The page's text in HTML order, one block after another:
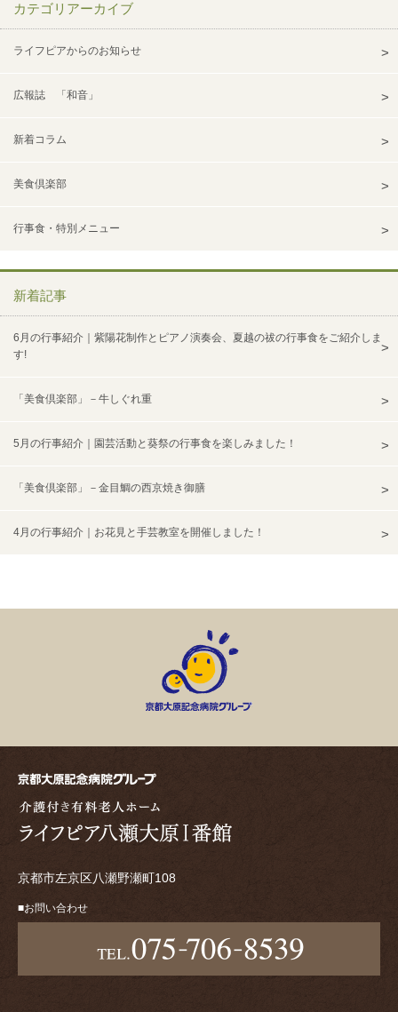
カテゴリアーカイブ
ライフピアからのお知らせ
広報誌 「和音」
新着コラム
美食倶楽部
行事食・特別メニュー
新着記事
6月の行事紹介｜紫陽花制作とピアノ演奏会、夏越の祓の行事食をご紹介しま
す!
「美食倶楽部」－牛しぐれ重
5月の行事紹介｜園芸活動と葵祭の行事食を楽しみました！
「美食倶楽部」－金目鯛の西京焼き御膳
4月の行事紹介｜お花見と手芸教室を開催しました！
京都市左京区八瀬野瀬町108
お問い合わせ